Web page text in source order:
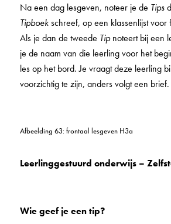
Na een dag lesgeven, noteer je de Tips
Tipboekschreef, op een klassenlijst voor
Als je dan de tweede Tipnoteert bij een
je de naam van die leerling voor het
les op het bord. Je vraagt deze leerling
voorzichtig te zijn, anders volgt een brief.
Afbeelding 63: frontaal lesgeven H3a
Leerlinggestuurd onderwijs –
Wie geef je een tip?